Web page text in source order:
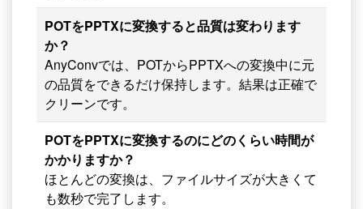
POTをPPTXに変換すると品質は変わります
か？
AnyConvでは、POTからPPTXへの変換中に元
の品質をできるだけ保持します。結果は正確で
クリーンです。
POTをPPTXに変換するのにどのくらい時間が
かかりますか？
ほとんどの変換は、ファイルサイズが大きくて
も数秒で完了します。